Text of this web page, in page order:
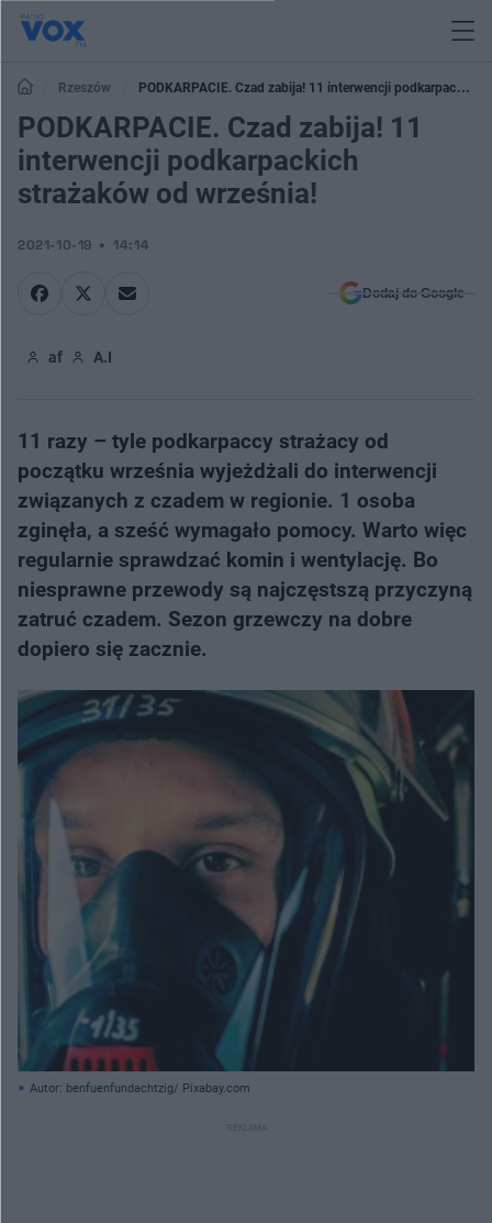
Rzeszów
PODKARPACIE. Czad zabija! 11 interwencji podkarpackich
strażaków od września!
PODKARPACIE. Czad zabija! 11
interwencji podkarpackich
strażaków od września!
2021-10-19 14:14
Dodaj do Google
af A.I
​11 razy – tyle podkarpaccy strażacy od
początku września wyjeżdżali do interwencji
związanych z czadem w regionie. 1 osoba
zginęła, a sześć wymagało pomocy. Warto więc
regularnie sprawdzać komin i wentylację. Bo
niesprawne przewody są najczęstszą przyczyną
zatruć czadem. Sezon grzewczy na dobre
dopiero się zacznie.
Autor: benfuenfundachtzig/ Pixabay.com